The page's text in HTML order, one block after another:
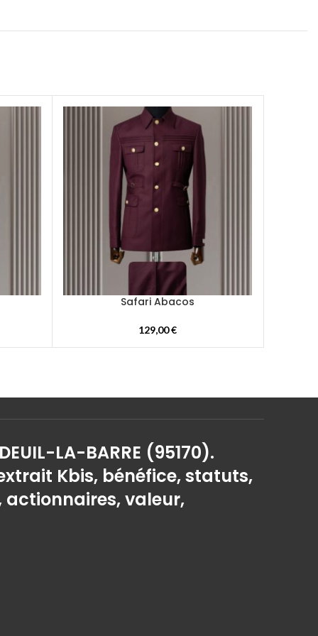
Safari Abacos
129,00€
LA-BARRE (95170).
Kbis, bénéfice, statuts,
actionnaires, valeur,